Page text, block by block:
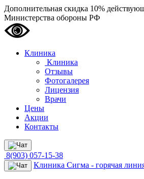
Дополнительная скидка 10%
Министерства обороны РФ
Клиника
Клиника
Отзывы
Фотогалерея
Лицензия
Врачи
Цены
Акции
Контакты
8(903) 057-15-38
Клиника Сигма - горячая